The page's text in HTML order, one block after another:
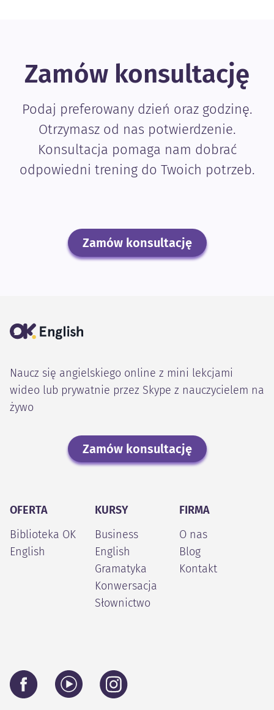
Zamów konsultację
Podaj preferowany dzień oraz godzinę.
Otrzymasz od nas potwierdzenie.
Konsultacja pomaga nam dobrać
odpowiedni trening do Twoich potrzeb.
Zamów konsultację
Naucz się angielskiego online z mini lekcjami
wideo lub prywatnie przez Skype z nauczycielem na
żywo
Zamów konsultację
OFERTA
Biblioteka OK
English
KURSY
Business
English
Gramatyka
Konwersacja
Słownictwo
FIRMA
O nas
Blog
Kontakt